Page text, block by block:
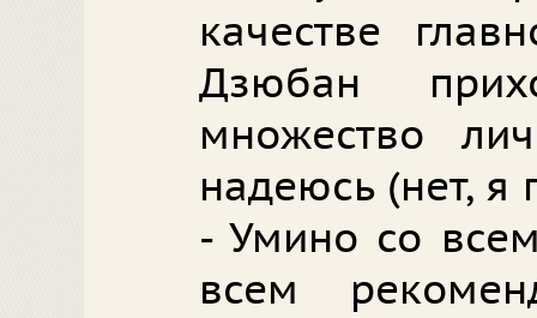
качестве
Дзюбан
множество
надеюсь (нет, я
- Умино со
всем